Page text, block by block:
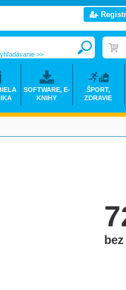
>>
SOFTWARE, E-
KNIHY
ŠPORT,
ZDRAVIE